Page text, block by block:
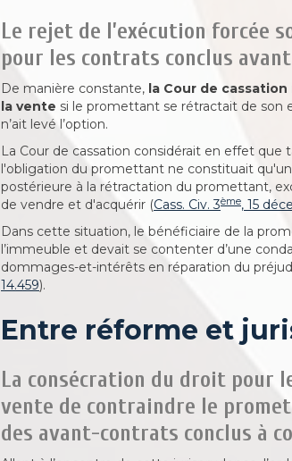
Le rejet de l’exécution forcée
pour les contrats conclus avant
De manière constante, la Cour de
la vente si le promettant se rétractait de son
n’ait levé l’option.
La Cour de cassation considérait en effet que
l'obligation du promettant ne constituait
postérieure à la rétractation du promettant,
de vendre et d'acquérir (Cass. Civ. 3ème, 15
Dans cette situation, le bénéficiaire de la
l’immeuble et devait se contenter d’une
dommages-et-intérêts en réparation du
14.459).
Entre réforme et
La consécration du droit pour
vente de contraindre le
des avant-contrats conclus à